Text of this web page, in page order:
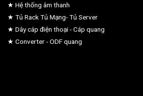
★ Hệ thống âm thanh
★ Tủ Rack Tủ Mạng- Tủ Server
★ Dây cáp điện thoại - Cáp quang
★ Converter - ODF quang